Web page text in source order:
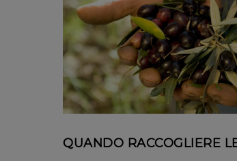
QUANDO RACCOGLIERE